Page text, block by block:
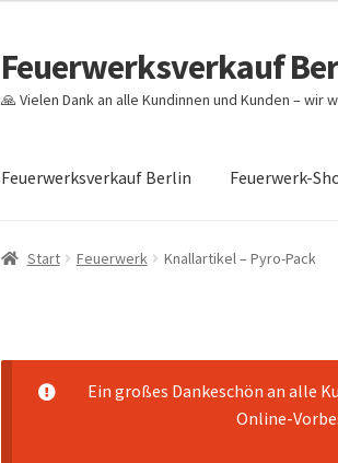
Zur
Navigation
springen
Zum
Inhalt
springen
Feuerwerksverkauf
🙏 Vielen Dank an alle Kundinnen und Kunden – wir
Feuerwerksverkauf Berlin Feuerwerk-
Start Cookie-Richtlinie (EU) Datenschutz
Start Feuerwerk Knallartikel – Pyro-Pack
Ein großes Dankeschön an alle
Online-